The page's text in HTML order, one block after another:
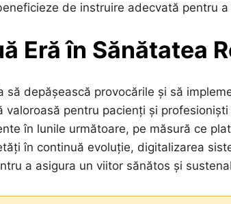
de instruire adecvată pentru
Eră în Sănătatea
să depășească provocările și să
pentru pacienți și
în lunile următoare, pe măsură ce
în continuă evoluție, digitalizarea
a asigura un viitor sănătos și